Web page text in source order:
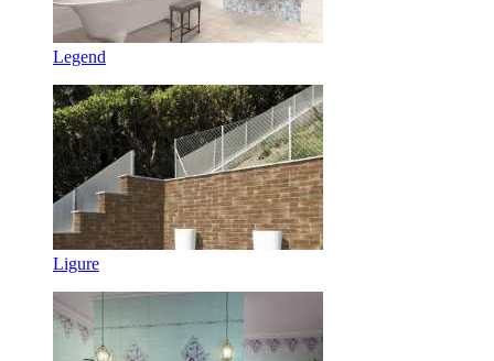
Legend
Ligure